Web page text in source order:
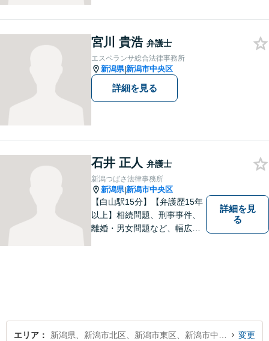
ず、わかりやすくご説明しま
す。お気軽にご相談ください
【子連れ相談可】
宮川 貴浩 弁護士
エスペランサ総合法律事務所
新潟県|新潟市中央区
詳細を見る
石井 正人 弁護士
新潟つばさ法律事務所
新潟県|新潟市中央区
【白山駅15分】【弁護歴15年
以上】相続問題、刑事事件、
離婚・男女問題など、幅広い
詳細を見
る
エリア 変更